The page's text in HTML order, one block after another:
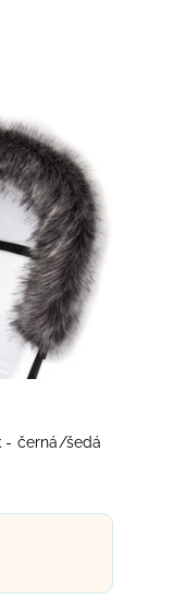
- černá/šedá